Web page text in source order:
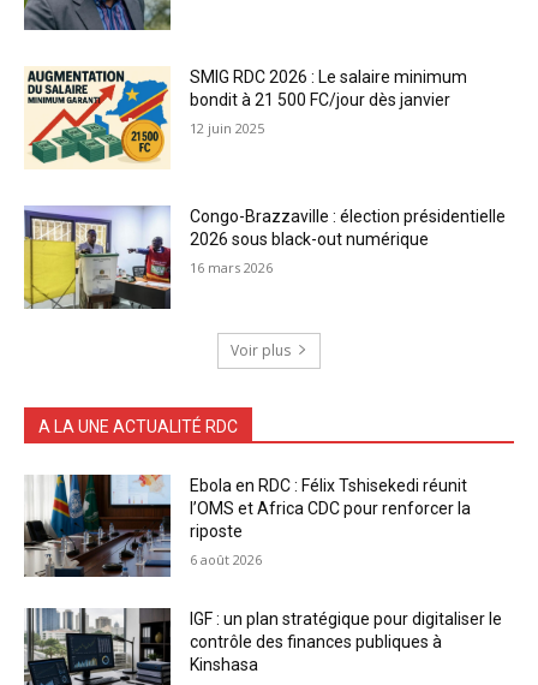
SMIG RDC 2026 : Le salaire minimum
bondit à 21 500 FC/jour dès janvier
12 juin 2025
Congo-Brazzaville : élection présidentielle
2026 sous black-out numérique
16 mars 2026
Voir plus
A LA UNE ACTUALITÉ RDC
Ebola en RDC : Félix Tshisekedi réunit
l’OMS et Africa CDC pour renforcer la
riposte
6 août 2026
IGF : un plan stratégique pour digitaliser le
contrôle des finances publiques à
Kinshasa